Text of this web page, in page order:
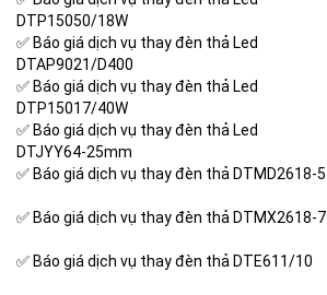
DTP15050/18W
✅ Báo giá dịch vụ thay đèn thả Led
DTAP9021/D400
✅ Báo giá dịch vụ thay đèn thả Led
DTP15017/40W
✅ Báo giá dịch vụ thay đèn thả Led
DTJYY64-25mm
✅ Báo giá dịch vụ thay đèn thả DTMD2618-5
✅ Báo giá dịch vụ thay đèn thả DTMX2618-7
✅ Báo giá dịch vụ thay đèn thả DTE611/10